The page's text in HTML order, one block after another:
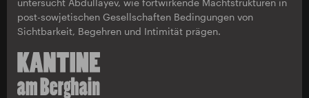
post-sowjetischen Gesellschaften Bedingungen von
Sichtbarkeit, Begehren und Intimität prägen.